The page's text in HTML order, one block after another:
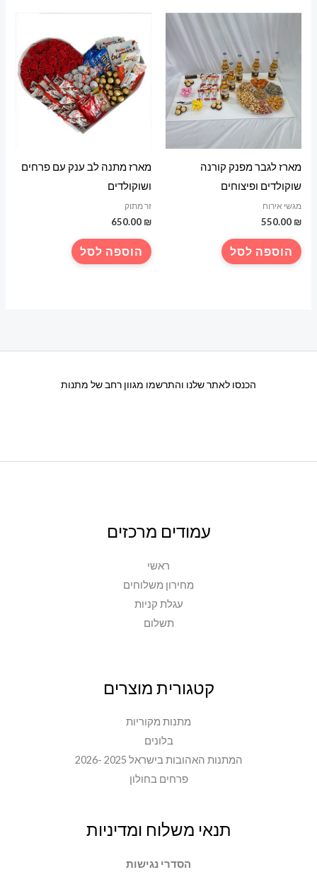
מספר
סוגים.
ניתן
לבחור
את
האפשרויות
מארז לגבר מפנק קורנה
שוקולדים ופיצוחים
מגשי אירוח
550.00 ₪
הוספה לסל
מארז מתנה לב ענק עם פרחים
ושוקולדים
זר מתוק
650.00 ₪
הוספה לסל
הכנסו לאתר שלנו והתרשמו מגוון רחב של מתנות
עמודים מרכזים
ראשי
מחירון משלוחים
עגלת קניות
תשלום
קטגורית מוצרים
מתנות מקוריות
בלונים
המתנות האהובות בישראל 2025 -2026
פרחים בחולון
תנאי משלוח ומדיניות
הסדרי נגישות